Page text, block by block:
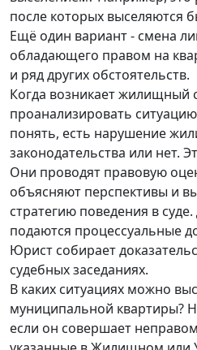
после которых выселяются
Ещё один вариант - смена
обладающего правом на
и ряд других обстоятельств.
Когда возникает жилищный
проанализировать
понять, есть нарушение
законодательства или нет.
Они проводят правовую
объясняют перспективы и
стратегию поведения в
подаются процессуальные
Юрист собирает
судебных заседаниях.
В каких ситуациях можно
муниципальной квартиры?
если он совершает